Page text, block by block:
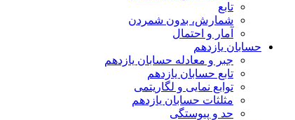
تابع
شمارش، بدون شمردن
آمار و احتمال
حسابان یازدهم
جبر و معادله حسابان یازدهم
تابع حسابان یازدهم
توابع نمایی و لگاریتمی
مثلثات حسابان یازدهم
حد و پیوستگی